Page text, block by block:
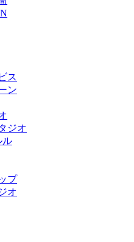
ス
ン
ジオ
ル
プ
オ